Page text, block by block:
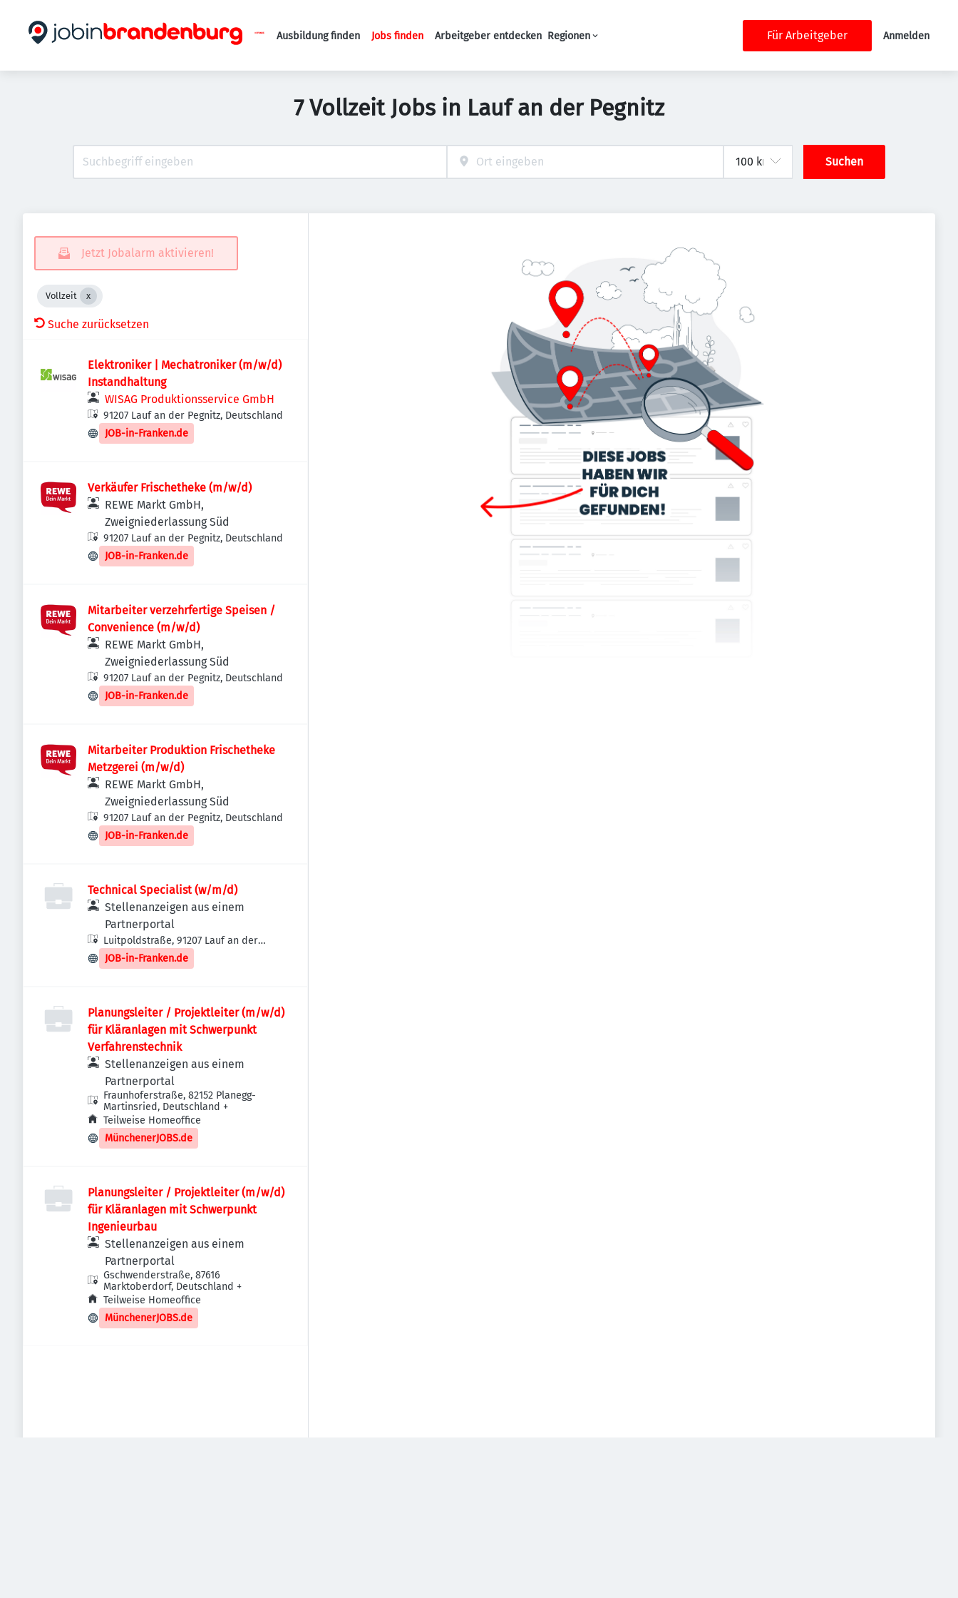
Haupt-Navigation
Ausbildung finden Jobs finden Arbeitgeber entdecken Regionen Für Arbeitgeber Anmelden
7 Vollzeit Jobs in Lauf an der Pegnitz
Suchen
Jetzt Jobalarm aktivieren!
Vollzeit
Suche zurücksetzen
Elektroniker | Mechatroniker (m/w/d)
Instandhaltung
WISAG Produktionsservice GmbH
91207 Lauf an der Pegnitz, Deutschland
JOB-in-Franken.de
Verkäufer Frischetheke (m/w/d)
REWE Markt GmbH,
Zweigniederlassung Süd
91207 Lauf an der Pegnitz, Deutschland
JOB-in-Franken.de
Mitarbeiter verzehrfertige Speisen /
Convenience (m/w/d)
REWE Markt GmbH,
Zweigniederlassung Süd
91207 Lauf an der Pegnitz, Deutschland
JOB-in-Franken.de
Mitarbeiter Produktion Frischetheke
Metzgerei (m/w/d)
REWE Markt GmbH,
Zweigniederlassung Süd
91207 Lauf an der Pegnitz, Deutschland
JOB-in-Franken.de
Technical Specialist (w/m/d)
Stellenanzeigen aus einem
Partnerportal
Luitpoldstraße, 91207 Lauf an der
Pegnitz, Deutschland
JOB-in-Franken.de
Planungsleiter / Projektleiter (m/w/d)
für Kläranlagen mit Schwerpunkt
Verfahrenstechnik
Stellenanzeigen aus einem
Partnerportal
Fraunhoferstraße, 82152 Planegg-
Martinsried, Deutschland +
Teilweise Homeoffice
MünchenerJOBS.de
Planungsleiter / Projektleiter (m/w/d)
für Kläranlagen mit Schwerpunkt
Ingenieurbau
Stellenanzeigen aus einem
Partnerportal
Gschwenderstraße, 87616
Marktoberdorf, Deutschland +
Teilweise Homeoffice
MünchenerJOBS.de